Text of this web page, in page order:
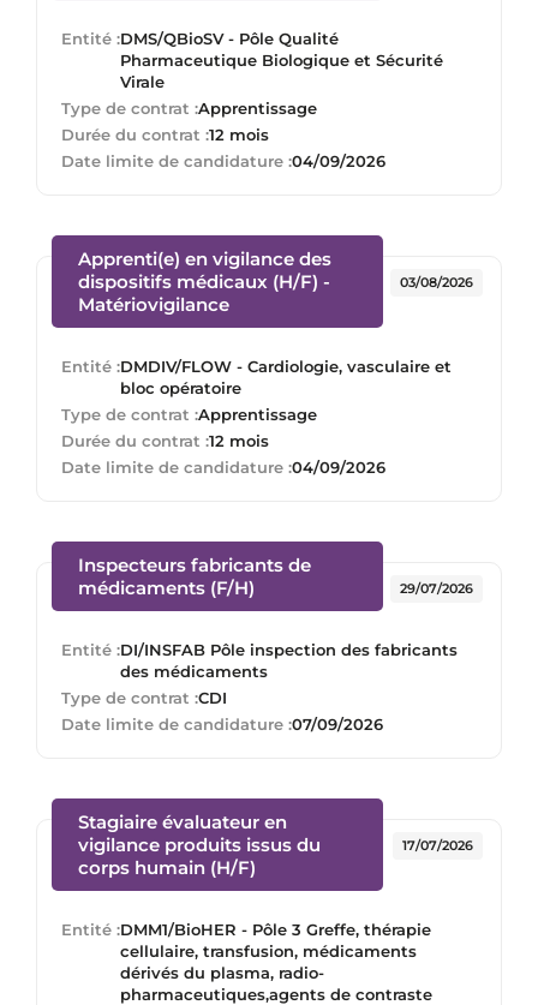
Entité :DMS/QBioSV - Pôle Qualité
Pharmaceutique Biologique et Sécurité
Virale
Type de contrat :Apprentissage
Durée du contrat :12 mois
Date limite de candidature :04/09/2026
Apprenti(e) en vigilance des
dispositifs médicaux (H/F) -
Matériovigilance(Nouvelle fenêtre)
Entité :DMDIV/FLOW - Cardiologie, vasculaire et
bloc opératoire
Type de contrat :Apprentissage
Durée du contrat :12 mois
03/08/2026
Date limite de candidature :04/09/2026
Inspecteurs fabricants de
médicaments (F/H) (Nouvelle fenêtre)
Entité :DI/INSFAB Pôle inspection des fabricants
des médicaments
Type de contrat :CDI
29/07/2026
Date limite de candidature :07/09/2026
Stagiaire évaluateur en
vigilance produits issus du
corps humain (H/F)
Entité :DMM1/BioHER - Pôle 3 Greffe, thérapie
cellulaire, transfusion, médicaments
dérivés du plasma, radio-
pharmaceutiques,agents de contraste
17/07/2026